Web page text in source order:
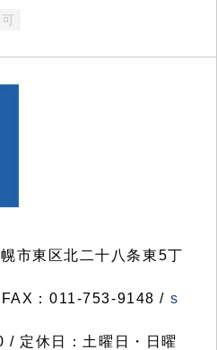
市東区北二十八条東5丁
：011-753-9148 / s
定休日：土曜日・日曜